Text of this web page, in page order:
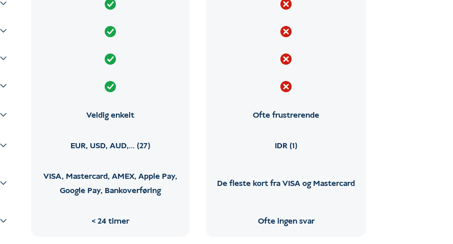
Veldig enkelt Ofte frustrerende
EUR, USD, AUD,... (27) IDR (1)
VISA, Mastercard, AMEX, Apple Pay,
Google Pay, Bankoverføring
De fleste kort fra VISA og Mastercard
24 timer Ofte ingen svar